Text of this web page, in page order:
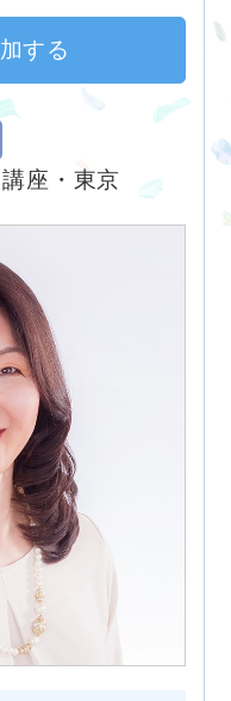
する
座・東京